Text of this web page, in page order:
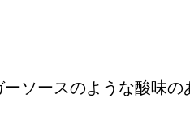
ソースのような酸味